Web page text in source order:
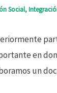
Social,
en
un